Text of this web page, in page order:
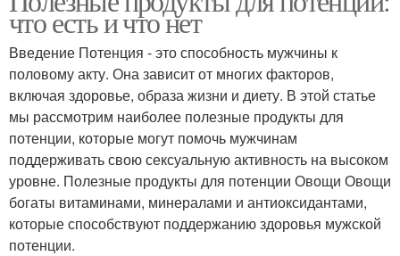
что есть и что нет
Введение Потенция - это способность мужчины к
половому акту. Она зависит от многих факторов,
включая здоровье, образа жизни и диету. В этой статье
мы рассмотрим наиболее полезные продукты для
потенции, которые могут помочь мужчинам
поддерживать свою сексуальную активность на высоком
уровне. Полезные продукты для потенции Овощи Овощи
богаты витаминами, минералами и антиоксидантами,
которые способствуют поддержанию здоровья мужской
потенции.